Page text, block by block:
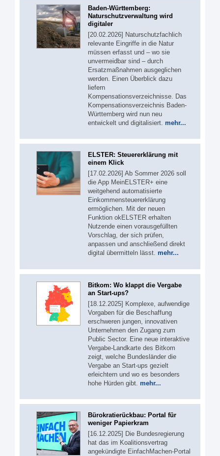
Baden-Württemberg:
Naturschutzverwaltung wird
digitaler
[20.02.2026] Naturschutzfachlich
relevante Eingriffe in die Natur
müssen erfasst und – wo sie
unvermeidbar sind – durch
Ersatzmaßnahmen ausgeglichen
werden. Einen Überblick dazu
liefern
Kompensationsverzeichnisse. Das
Kompensationsverzeichnis Baden-
Württemberg wird nun neu
entwickelt und digitalisiert. mehr...
ELSTER: Steuererklärung mit
einem Klick
[17.02.2026] Ab Sommer 2026 soll
die App MeinELSTER+ eine
weitgehend automatisierte
Einkommensteuererklärung
ermöglichen. Mit der neuen
Funktion okELSTER erhalten
Nutzende einen vorausgefüllten
Vorschlag, der sich prüfen,
anpassen und anschließend direkt
digital übermitteln lässt. mehr...
Bitkom: Wo klappt die Vergabe
an Start-ups?
[18.12.2025] Komplexe, aufwendige
Vorgaben für die Beschaffung
erschweren jungen, innovativen
Unternehmen den Zugang zum
Public Sector. Eine neue interaktive
Vergabe-Landkarte des Bitkom
zeigt, welche Bundesländer die
Vergabe an Start-ups gezielt
erleichtern und wo es besonders
hohe Hürden gibt. mehr...
Bürokratierückbau: Portal für
weniger Papierkram
[16.12.2025] Die Bundesregierung
hat das im Koalitionsvertrag
angekündigte EinfachMachen-Portal